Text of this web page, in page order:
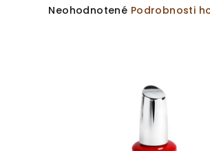
Priemerné
Neohodnotené Podrobnosti